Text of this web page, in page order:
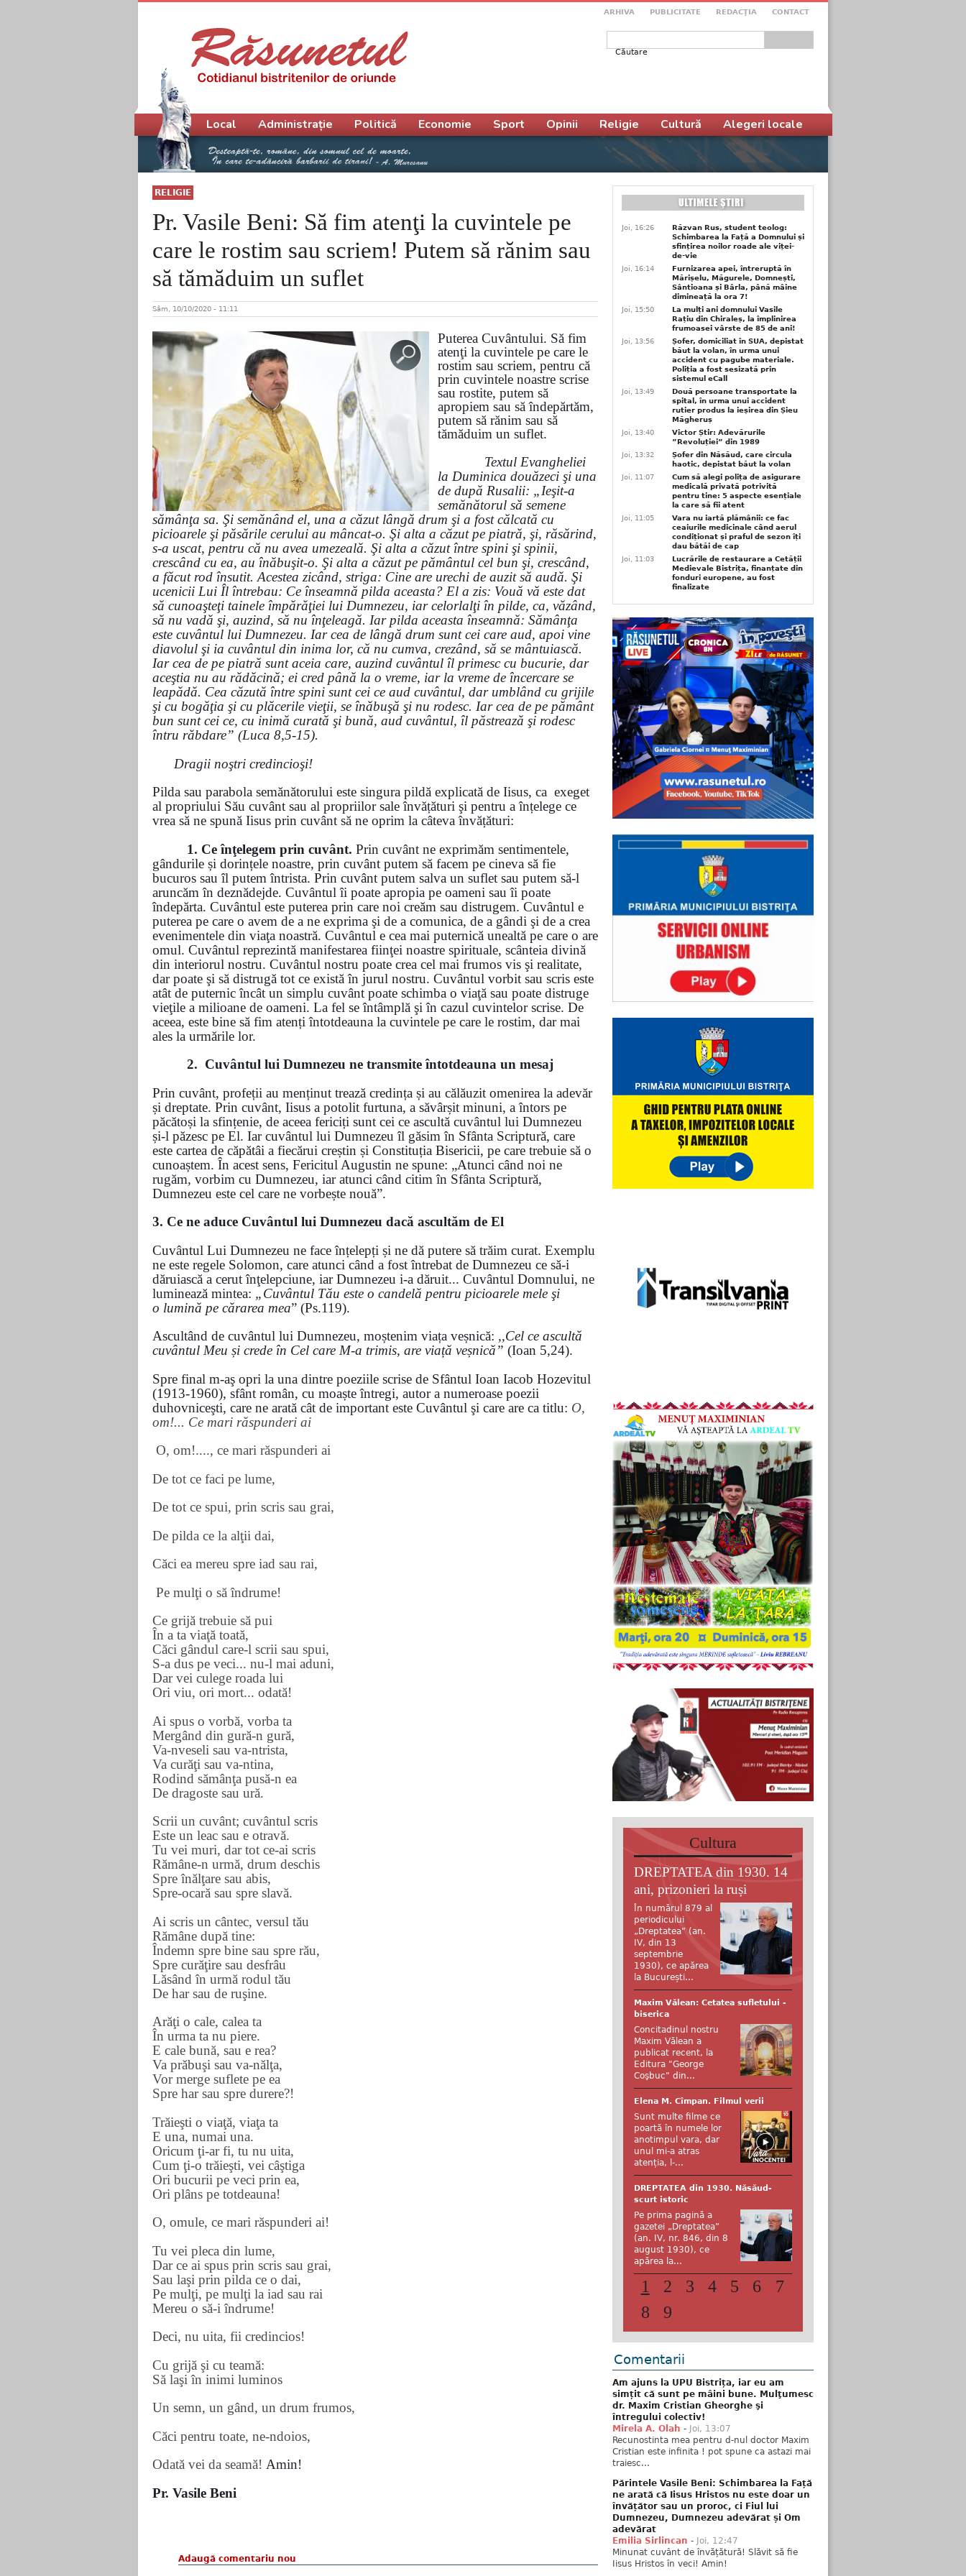
ARHIVA PUBLICITATE REDACŢIA CONTACT
Formular de căutare
RELIGIE
Pr. Vasile Beni: Să fim atenţi la cuvintele pe
care le rostim sau scriem! Putem să rănim sau
să tămăduim un suflet
Sâm, 10/10/2020 - 11:11
Puterea Cuvântului. Să fim
atenţi la cuvintele pe care le
rostim sau scriem, pentru că
prin cuvintele noastre scrise
sau rostite, putem să
apropiem sau să îndepărtăm,
putem să rănim sau să
tămăduim un suflet.
Textul Evangheliei
la Duminica douăzeci şi una
de după Rusalii: „Ieşit-a
semănătorul să semene
sămânţa sa. Şi semănând el, una a căzut lângă drum şi a fost călcată cu
picioarele şi păsările cerului au mâncat-o. Şi alta a căzut pe piatră, şi, răsărind,
s-a uscat, pentru că nu avea umezeală. Şi alta a căzut între spini şi spinii,
crescând cu ea, au înăbuşit-o. Şi alta a căzut pe pământul cel bun şi, crescând,
a făcut rod însutit. Acestea zicând, striga: Cine are urechi de auzit să audă. Şi
ucenicii Lui Îl întrebau: Ce înseamnă pilda aceasta? El a zis: Vouă vă este dat
să cunoaşteţi tainele împărăţiei lui Dumnezeu, iar celorlalţi în pilde, ca, văzând,
să nu vadă şi, auzind, să nu înţeleagă. Iar pilda aceasta înseamnă: Sămânţa
este cuvântul lui Dumnezeu. Iar cea de lângă drum sunt cei care aud, apoi vine
diavolul şi ia cuvântul din inima lor, că nu cumva, crezând, să se mântuiască.
Iar cea de pe piatră sunt aceia care, auzind cuvântul îl primesc cu bucurie, dar
aceştia nu au rădăcină; ei cred până la o vreme, iar la vreme de încercare se
leapădă. Cea căzută între spini sunt cei ce aud cuvântul, dar umblând cu grijile
şi cu bogăţia şi cu plăcerile vieţii, se înăbuşă şi nu rodesc. Iar cea de pe pământ
bun sunt cei ce, cu inimă curată şi bună, aud cuvântul, îl păstrează şi rodesc
întru răbdare” (Luca 8,5-15).
Dragii noştri credincioşi!
Pilda sau parabola semănătorului este singura pildă explicată de Iisus, ca exeget
al propriului Său cuvânt sau al propriilor sale învățături şi pentru a înțelege ce
vrea să ne spună Iisus prin cuvânt să ne oprim la câteva învățături:
1. Ce înţelegem prin cuvânt. Prin cuvânt ne exprimăm sentimentele,
gândurile și dorințele noastre, prin cuvânt putem să facem pe cineva să fie
bucuros sau îl putem întrista. Prin cuvânt putem salva un suflet sau putem să-l
aruncăm în deznădejde. Cuvântul îi poate apropia pe oameni sau îi poate
îndepărta. Cuvântul este puterea prin care noi creăm sau distrugem. Cuvântul e
puterea pe care o avem de a ne exprima şi de a comunica, de a gândi şi de a crea
evenimentele din viaţa noastră. Cuvântul e cea mai puternică unealtă pe care o are
omul. Cuvântul reprezintă manifestarea fiinţei noastre spirituale, scânteia divină
din interiorul nostru. Cuvântul nostru poate crea cel mai frumos vis şi realitate,
dar poate şi să distrugă tot ce există în jurul nostru. Cuvântul vorbit sau scris este
atât de puternic încât un simplu cuvânt poate schimba o viaţă sau poate distruge
vieţile a milioane de oameni. La fel se întâmplă şi în cazul cuvintelor scrise. De
aceea, este bine să fim atenți întotdeauna la cuvintele pe care le rostim, dar mai
ales la urmările lor.
2. Cuvântul lui Dumnezeu ne transmite întotdeauna un mesaj
Prin cuvânt, profeții au menținut trează credința și au călăuzit omenirea la adevăr
și dreptate. Prin cuvânt, Iisus a potolit furtuna, a săvârșit minuni, a întors pe
păcătoși la sfințenie, de aceea fericiți sunt cei ce ascultă cuvântul lui Dumnezeu
și-l păzesc pe El. Iar cuvântul lui Dumnezeu îl găsim în Sfânta Scriptură, care
este cartea de căpătâi a fiecărui creștin și Constituția Bisericii, pe care trebuie să o
cunoaștem. În acest sens, Fericitul Augustin ne spune: „Atunci când noi ne
rugăm, vorbim cu Dumnezeu, iar atunci când citim în Sfânta Scriptură,
Dumnezeu este cel care ne vorbește nouă”.
3. Ce ne aduce Cuvântul lui Dumnezeu dacă ascultăm de El
Cuvântul Lui Dumnezeu ne face înțelepți și ne dă putere să trăim curat. Exemplu
ne este regele Solomon, care atunci când a fost întrebat de Dumnezeu ce să-i
dăruiască a cerut înţelepciune, iar Dumnezeu i-a dăruit... Cuvântul Domnului, ne
luminează mintea: „Cuvântul Tău este o candelă pentru picioarele mele şi
o lumină pe cărarea mea” (Ps.119).
Ascultând de cuvântul lui Dumnezeu, moștenim viața veșnică: ,,Cel ce ascultă
cuvântul Meu și crede în Cel care M-a trimis, are viață veșnică” (Ioan 5,24).
Spre final m-aş opri la una dintre poeziile scrise de Sfântul Ioan Iacob Hozevitul
(1913-1960), sfânt român, cu moaște întregi, autor a numeroase poezii
duhovniceşti, care ne arată cât de important este Cuvântul şi care are ca titlu: O,
om!... Ce mari răspunderi ai
O, om!...., ce mari răspunderi ai
De tot ce faci pe lume,
De tot ce spui, prin scris sau grai,
De pilda ce la alţii dai,
Căci ea mereu spre iad sau rai,
Pe mulţi o să îndrume!
Ce grijă trebuie să pui
În a ta viaţă toată,
Căci gândul care-l scrii sau spui,
S-a dus pe veci... nu-l mai aduni,
Dar vei culege roada lui
Ori viu, ori mort... odată!
Ai spus o vorbă, vorba ta
Mergând din gură-n gură,
Va-nveseli sau va-ntrista,
Va curăţi sau va-ntina,
Rodind sămânţa pusă-n ea
De dragoste sau ură.
Scrii un cuvânt; cuvântul scris
Este un leac sau e otravă.
Tu vei muri, dar tot ce-ai scris
Rămâne-n urmă, drum deschis
Spre înălţare sau abis,
Spre-ocară sau spre slavă.
Ai scris un cântec, versul tău
Rămâne după tine:
Îndemn spre bine sau spre rău,
Spre curăţire sau desfrâu
Lăsând în urmă rodul tău
De har sau de ruşine.
Arăţi o cale, calea ta
În urma ta nu piere.
E cale bună, sau e rea?
Va prăbuşi sau va-nălţa,
Vor merge suflete pe ea
Spre har sau spre durere?!
Trăieşti o viaţă, viaţa ta
E una, numai una.
Oricum ţi-ar fi, tu nu uita,
Cum ţi-o trăieşti, vei câştiga
Ori bucurii pe veci prin ea,
Ori plâns pe totdeauna!
O, omule, ce mari răspunderi ai!
Tu vei pleca din lume,
Dar ce ai spus prin scris sau grai,
Sau laşi prin pilda ce o dai,
Pe mulţi, pe mulţi la iad sau rai
Mereu o să-i îndrume!
Deci, nu uita, fii credincios!
Cu grijă şi cu teamă:
Să laşi în inimi luminos
Un semn, un gând, un drum frumos,
Căci pentru toate, ne-ndoios,
Odată vei da seamă! Amin!
Pr. Vasile Beni
Adaugă comentariu nou
Meniu principal
Local Administrație Politică Economie Sport Opinii Religie Cultură Alegeri locale
Joi, 16:26
Răzvan Rus, student teolog:
Schimbarea la Față a Domnului și
sfințirea noilor roade ale viței-
de-vie
Joi, 16:14
Furnizarea apei, întreruptă în
Mărișelu, Măgurele, Domnești,
Sântioana și Bârla, până mâine
dimineață la ora 7!
Joi, 15:50
La mulți ani domnului Vasile
Rațiu din Chiraleș, la împlinirea
frumoasei vârste de 85 de ani!
Joi, 13:56
Șofer, domiciliat în SUA, depistat
băut la volan, în urma unui
accident cu pagube materiale.
Poliția a fost sesizată prin
sistemul eCall
Joi, 13:49
Două persoane transportate la
spital, în urma unui accident
rutier produs la ieșirea din Șieu
Măgheruș
Joi, 13:40
Victor Știr: Adevărurile
”Revoluției” din 1989
Joi, 13:32
Șofer din Năsăud, care circula
haotic, depistat băut la volan
Joi, 11:07
Cum să alegi polița de asigurare
medicală privată potrivită
pentru tine: 5 aspecte esențiale
la care să fii atent
Joi, 11:05
Vara nu iartă plămânii: ce fac
ceaiurile medicinale când aerul
condiționat și praful de sezon îți
dau bătăi de cap
Joi, 11:03
Lucrările de restaurare a Cetății
Medievale Bistrița, finanțate din
fonduri europene, au fost
finalizate
Cultura
DREPTATEA din 1930. 14
ani, prizonieri la ruși
În numărul 879 al
periodicului
„Dreptatea” (an.
IV, din 13
septembrie
1930), ce apărea
la București...
Maxim Vălean: Cetatea sufletului -
biserica
Concitadinul nostru
Maxim Vălean a
publicat recent, la
Editura "George
Coşbuc" din...
Elena M. Cîmpan. Filmul verii
Sunt multe filme ce
poartă în numele lor
anotimpul vara, dar
unul mi-a atras
atenția, l-...
DREPTATEA din 1930. Năsăud-
scurt istoric
Pe prima pagină a
gazetei „Dreptatea”
(an. IV, nr. 846, din 8
august 1930), ce
apărea la...
1 2 3 4 5 6
7
8
9
Comentarii
Am ajuns la UPU Bistrița, iar eu am
simțit că sunt pe mâini bune. Mulţumesc
dr. Maxim Cristian Gheorghe şi
întregului colectiv!
Mirela A. Olah - Joi, 13:07
Recunostinta mea pentru d-nul doctor Maxim
Cristian este infinita ! pot spune ca astazi mai
traiesc...
Părintele Vasile Beni: Schimbarea la Față
ne arată că Iisus Hristos nu este doar un
învățător sau un proroc, ci Fiul lui
Dumnezeu, Dumnezeu adevărat și Om
adevărat
Emilia Sirlincan - Joi, 12:47
Minunat cuvânt de învățătură! Slăvit să fie
Iisus Hristos în veci! Amin!